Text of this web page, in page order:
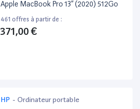
Apple MacBook Pro 13” (2020) 512Go
461 offres à partir de :
371,00 €
HP - Ordinateur portable